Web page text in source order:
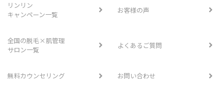
リンリン
キャンペーン一覧
お客様の声
全国の脱毛×肌管理
サロン一覧
よくあるご質問
無料カウンセリング お問い合わせ